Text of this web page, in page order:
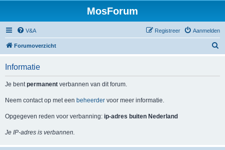
MosForum
V&A Aanmelden
Registreer
Forumoverzicht
Informatie
Je bentpermanent verbannen van dit forum.
Neem contact op met een beheerder voor meer informatie.
Opgegeven reden voor verbanning: ip-adres buiten Nederland
Je IP-adres is verbannen.